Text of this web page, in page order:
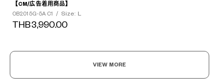
【CM/広告着用商品】
OB2015G-5A C1
/ Size: L
THB3,990.00
VIEW MORE